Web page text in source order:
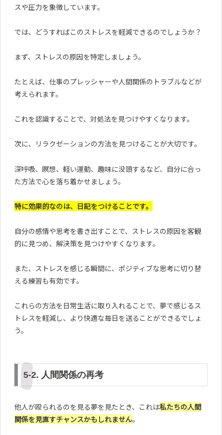
スや圧力を象徴しています。
では、どうすればこのストレスを軽減できるのでしょうか？
まず、ストレスの原因を特定しましょう。
たとえば、仕事のプレッシャーや人間関係のトラブルなどが
考えられます。
これを認識することで、対処法を見つけやすくなります。
次に、リラクゼーションの方法を見つけることが大切です。
深呼吸、瞑想、軽い運動、趣味に没頭するなど、自分に合っ
た方法で心を落ち着かせましょう。
特に効果的なのは、日記をつけることです。
自分の感情や思考を書き出すことで、ストレスの原因を客観
的に見つめ、解決策を見つけやすくなります。
また、ストレスを感じる瞬間に、ポジティブな思考に切り替
える練習も有効です。
これらの方法を日常生活に取り入れることで、夢で感じるス
トレスを軽減し、より快適な毎日を送ることができるでしょ
う。
5-2. 人間関係の再考
他人が殴られるのを見る夢を見たとき、これは私たちの人間
関係を見直すチャンスかもしれません。